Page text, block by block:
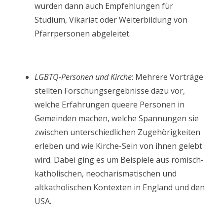
wurden dann auch Empfehlungen für
Studium, Vikariat oder Weiterbildung von
Pfarrpersonen abgeleitet.
LGBTQ-Personen und Kirche: Mehrere Vorträge
stellten Forschungsergebnisse dazu vor,
welche Erfahrungen queere Personen in
Gemeinden machen, welche Spannungen sie
zwischen unterschiedlichen Zugehörigkeiten
erleben und wie Kirche-Sein von ihnen gelebt
wird. Dabei ging es um Beispiele aus römisch-
katholischen, neocharismatischen und
altkatholischen Kontexten in England und den
USA.